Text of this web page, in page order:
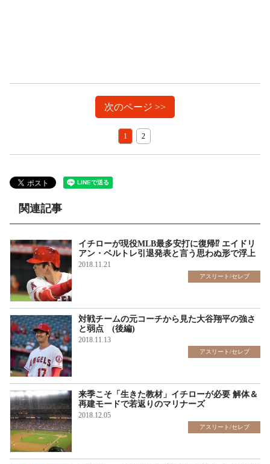
次のページ >>
1 2
関連記事
イチローが現役MLB最多安打に復帰⁉ エイドリ
アン・ベルトレ引退発表と言う思わぬ形で浮上
2018.11.21
アスリート/セレブ
対戦チームの元コーチから見た大谷翔平の強さ
と弱点 (後編)
2018.11.13
アスリート/セレブ
来季こそ「生きた教材」イチローが必要 解体＆
再建モードで若返りのマリナーズ
2018.12.05
アスリート/セレブ